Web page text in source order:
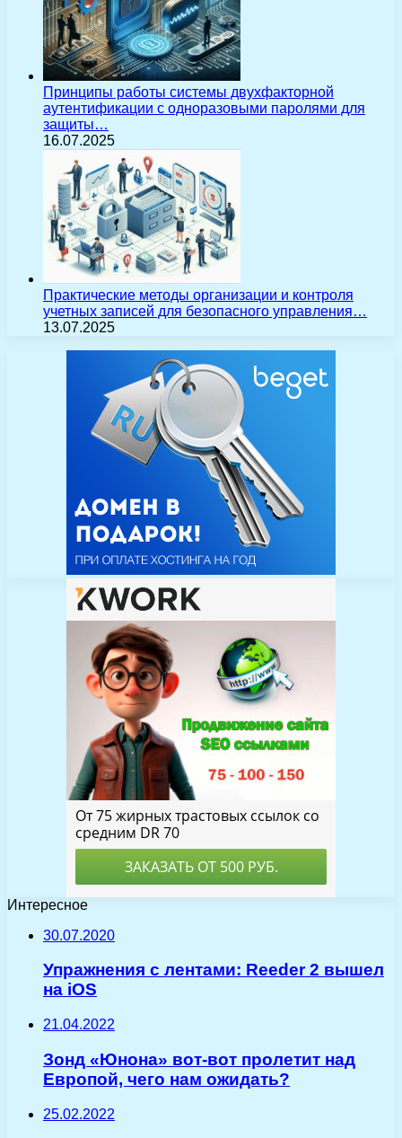
Принципы работы системы двухфакторной
аутентификации с одноразовыми паролями для
защиты…
16.07.2025
Практические методы организации и контроля
учетных записей для безопасного управления…
13.07.2025
Интересное
30.07.2020
Упражнения с лентами: Reeder 2 вышел
на iOS
21.04.2022
Зонд «Юнона» вот-вот пролетит над
Европой, чего нам ожидать?
25.02.2022